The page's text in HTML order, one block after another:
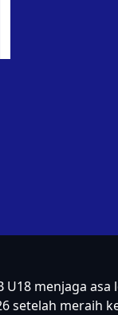
U18 menjaga
setelah meraih